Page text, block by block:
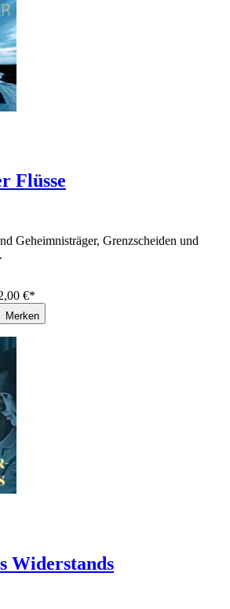
Flüsse
Geheimnisträger, Grenzscheiden und
€*
Merken
Widerstands